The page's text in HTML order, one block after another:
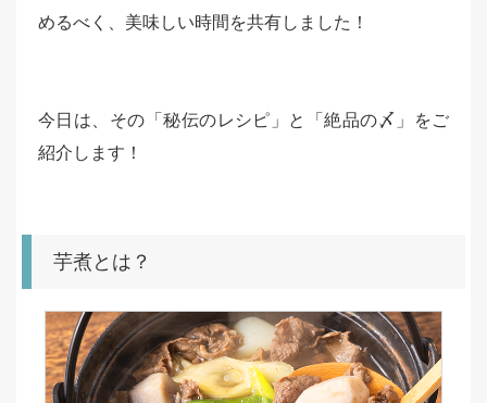
めるべく、美味しい時間を共有しました！
今日は、その「秘伝のレシピ」と「絶品の〆」をご
紹介します！
芋煮とは？